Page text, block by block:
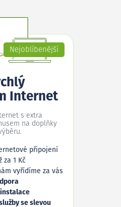
Nejoblíbenější
Internet
s extra
na doplňky
připojení
za 1 Kč
vyřídíme za vás
se slevou